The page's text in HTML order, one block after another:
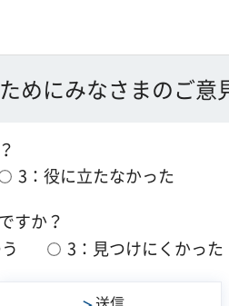
めにみなさまのご意
3：役に立たなかった
すか？
3：見つけにくかった